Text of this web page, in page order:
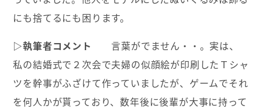
にも捨てるにも困ります。
▷執筆者コメント
言葉がでません・・。実は、
私の結婚式で２次会で夫婦の似顔絵が印刷したＴシャ
ツを幹事がふざけて作っていましたが、ゲームでそれ
を何人かが貰っており、数年後に後輩が大事に持って